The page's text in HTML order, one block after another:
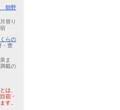
朝野
替り
らの
・豊
ま
載の
は、
宿・
す。